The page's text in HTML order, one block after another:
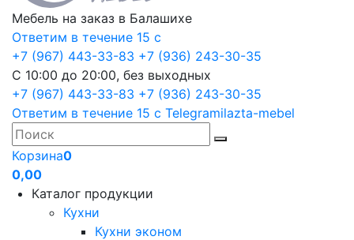
Мебель на заказ в Балашихе
Ответим в течение 15 с
+7 (967) 443-33-83 +7 (936) 243-30-35
С 10:00 до 20:00, без выходных
+7 (967) 443-33-83 +7 (936) 243-30-35
Ответим в течение 15 с Telegramilazta-mebel
Корзина0
0,00
Каталог продукции
Кухни
Кухни эконом